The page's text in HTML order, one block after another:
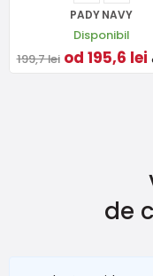
PADY NAVY
Disponibil
199,7 lei od 195,6 lei
de